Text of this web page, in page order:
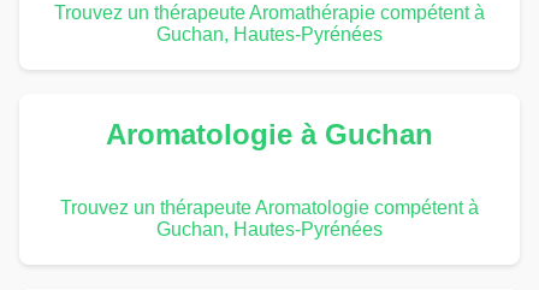
Trouvez un thérapeute Aromathérapie compétent à
Guchan, Hautes-Pyrénées
Aromatologie à Guchan
Trouvez un thérapeute Aromatologie compétent à
Guchan, Hautes-Pyrénées